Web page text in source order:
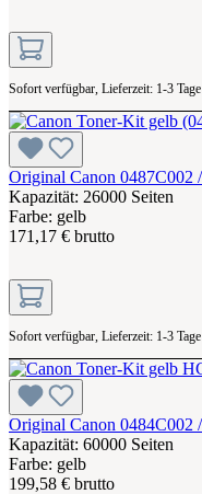
Sofort verfügbar, Lieferzeit: 1-3 Tage
Original Canon
Kapazität: 26000 Seiten
Farbe: gelb
171,17 € brutto
Sofort verfügbar, Lieferzeit: 1-3 Tage
Original Canon
Kapazität: 60000 Seiten
Farbe: gelb
199,58 € brutto